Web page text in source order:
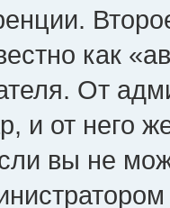
как
От
и от него
вы не